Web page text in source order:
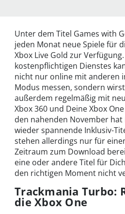
Unter dem Titel Games with
jeden Monat neue Spiele für
Xbox Live Gold zur
kostenpflichtigen Dienstes
nicht nur online mit anderen
Modus messen, sondern wirst
außerdem regelmäßig mit
Xbox 360 und Deine Xbox
den nahenden November
wieder spannende Inklusiv-
stehen allerdings nur für
Zeitraum zum Download
eine oder andere Titel für
den richtigen Moment nicht
Trackmania Turbo:
die Xbox One